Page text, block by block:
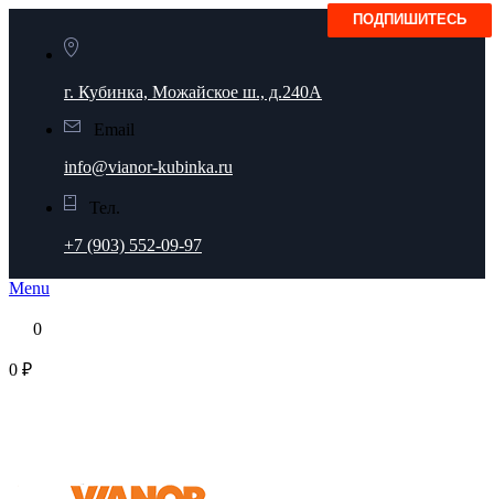
г. Кубинка, Можайское ш., д.240А
Email
info@vianor-kubinka.ru
Тел.
+7 (903) 552-09-97
Menu
0
0 ₽